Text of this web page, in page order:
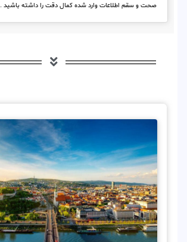
صحت و سقم اطلاعات وارد شده کمال دقت را داشته باشید .